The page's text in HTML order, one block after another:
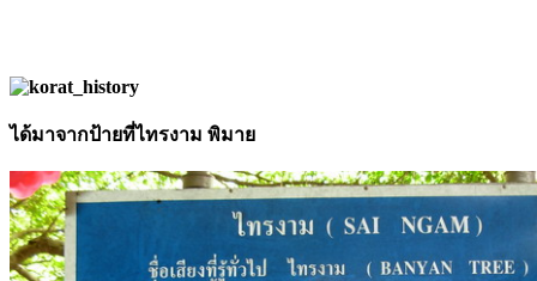
ได้มาจากป้ายที่ไทรงาม พิมาย